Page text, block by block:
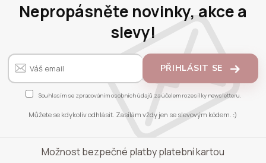
Nepropásněte novinky, akce a
slevy!
PŘIHLÁSIT SE
Souhlasím se zpracováním osobních údajů za účelem rozesílky newsletteru.
Můžete se kdykoliv odhlásit. Zasílám vždy jen se slevovým kódem. :)
Možnost bezpečné platby platební kartou